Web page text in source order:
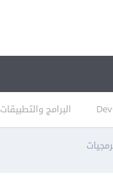
البرامج والتطبيقات